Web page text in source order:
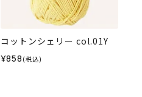
コットンシェリー col.01Y
¥858 (税込)